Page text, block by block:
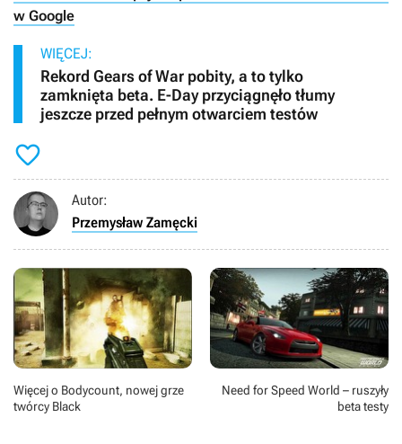
w Google
WIĘCEJ:
Rekord Gears of War pobity, a to tylko
zamknięta beta. E-Day przyciągnęło tłumy
jeszcze przed pełnym otwarciem testów

Autor:
Przemysław Zamęcki
Więcej o Bodycount, nowej grze
twórcy Black
Need for Speed World – ruszyły
beta testy